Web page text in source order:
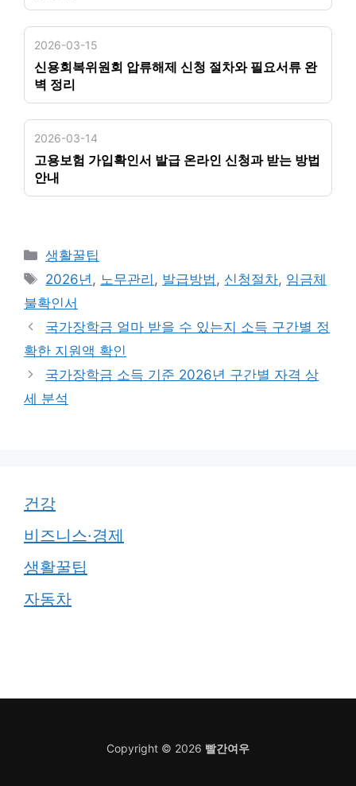
2026-03-15
신용회복위원회 압류해제 신청 절차와 필요서류 완
벽 정리
2026-03-14
고용보험 가입확인서 발급 온라인 신청과 받는 방법
안내
카
테
리
생활꿀팁
태
그
2026년, 노무관리 , 발급방법, 신청절차, 임금체
불확인서
국가장학금 얼마 받을 수 있는지 소득 구간별 정
확한 지원액 확인
국가장학금 소득 기준 2026년 구간별 자격 상
세 분석
건강
비즈니스·경제
생활꿀팁
자동차
Copyright © 2026 빨간여우